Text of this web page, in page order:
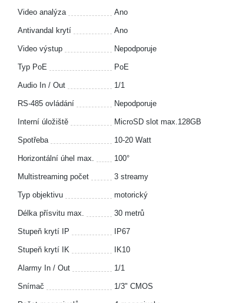
Video analýza Ano
Antivandal krytí Ano
Video výstup Nepodporuje
Typ PoE PoE
Audio In / Out 1/1
RS-485 ovládání Nepodporuje
Interní úložiště MicroSD slot max.128GB
Spotřeba 10-20 Watt
Horizontální úhel max. 100°
Multistreaming počet 3 streamy
Typ objektivu motorický
Délka přísvitu max. 30 metrů
Stupeň krytí IP IP67
Stupeň krytí IK IK10
Alarmy In / Out 1/1
Snímač 1/3" CMOS